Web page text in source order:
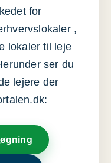
for
,
lokaler til leje
ser du
lejere der